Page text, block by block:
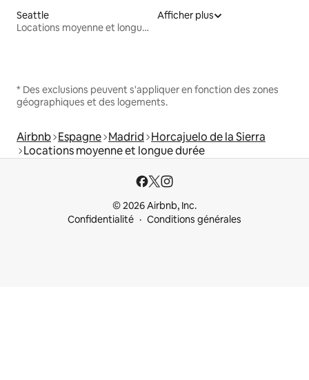
Seattle
Locations moyenne et longue durée
Afficher plus
* Des exclusions peuvent s'appliquer en fonction des zones
géographiques et des logements.
Airbnb Espagne Madrid Horcajuelo de la Sierra
Locations moyenne et longue durée
© 2026 Airbnb, Inc.
Confidentialité
Conditions générales